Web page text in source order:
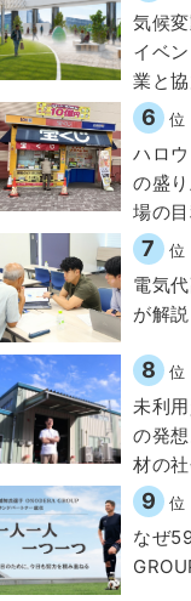
気候
イベ
業と
6 位
ハロ
の盛
場の
7 位
電気
が解
8 位
未利
の発
材の
9 位
なぜ